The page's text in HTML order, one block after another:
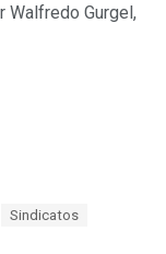
Walfredo Gurgel,
Sindicatos